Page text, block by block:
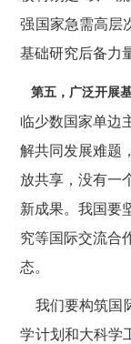
强国家急需高层
基础研究后备力
第五，广泛开展
临少数国家单边
解共同发展难题
放共享，没有一
新成果。我国要
究等国际交流合
态。
我们要构筑国
学计划和大科学